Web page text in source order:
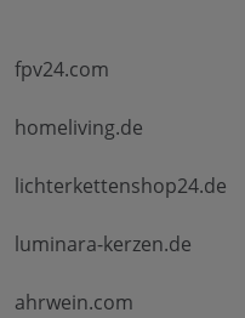
fpv24.com
homeliving.de
lichterkettenshop24.de
luminara-kerzen.de
ahrwein.com